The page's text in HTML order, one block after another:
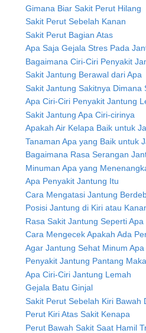
Gimana Biar Sakit Perut Hilang
Sakit Perut Sebelah Kanan
Sakit Perut Bagian Atas
Apa Saja Gejala Stres Pada
Bagaimana Ciri-Ciri Penyakit
Sakit Jantung Berawal dari Apa
Sakit Jantung Sakitnya Dimana
Apa Ciri-Ciri Penyakit Jantung
Sakit Jantung Apa Ciri-cirinya
Apakah Air Kelapa Baik untuk
Tanaman Apa yang Baik untuk
Bagaimana Rasa Serangan
Minuman Apa yang
Apa Penyakit Jantung Itu
Cara Mengatasi Jantung
Posisi Jantung di Kiri atau
Rasa Sakit Jantung Seperti Apa
Cara Mengecek Apakah Ada
Agar Jantung Sehat Minum Apa
Penyakit Jantung Pantang
Apa Ciri-Ciri Jantung Lemah
Gejala Batu Ginjal
Sakit Perut Sebelah Kiri Bawah
Perut Kiri Atas Sakit Kenapa
Perut Bawah Sakit Saat Hamil